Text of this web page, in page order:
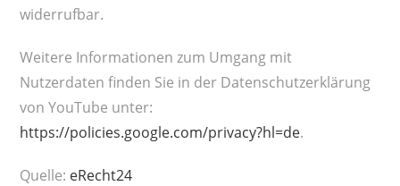
widerrufbar.
Weitere Informationen zum Umgang mit
Nutzerdaten finden Sie in der Datenschutzerklärung
von YouTube unter:
https://policies.google.com/privacy?hl=de.
Quelle: eRecht24